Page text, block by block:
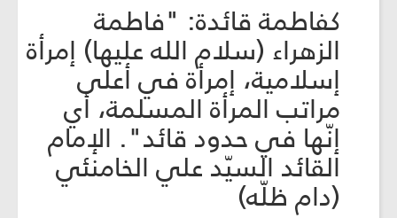
كفاطمة قائدة: "فاطمة
الزهراء (سلام الله عليها) إمرأة
إسلامية، إمرأة في أعلى
مراتب المرأة المسلمة، أي
إنّها في حدود قائد". الإمام
القائد السيّد علي الخامنئي
(دام ظلّه)